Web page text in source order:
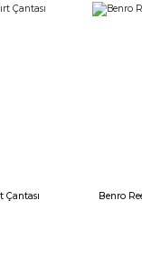
Çantası Benro